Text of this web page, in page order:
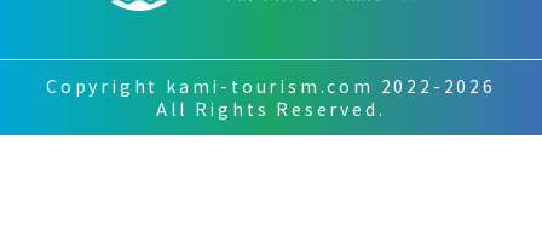
Copyright kami-tourism.com 2022-2026
All Rights Reserved.